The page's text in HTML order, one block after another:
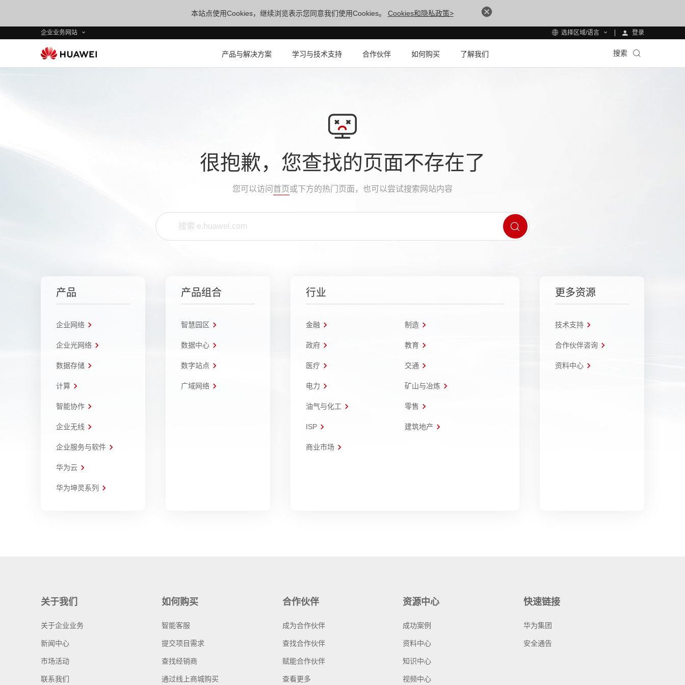
本站点使用Cookies，继续浏览表示您同意我们使用Cookies。 Cookies和隐私政策>
企业业务网站 选择区域/语言 登录
产品与解决方案 学习与技术支持 合作伙伴 如何购买 了解我们 搜索
很抱歉，您查找的页面不存在了
您可以访问 首页或下方的热门页面，也可以尝试搜索网站内容
产品
企业网络
企业光网络
数据存储
计算
智能协作
企业无线
企业服务与软件
华为云
华为坤灵系列
产品组合
智慧园区
数据中心
数字站点
广域网络
行业
金融 制造
政府 教育
医疗 交通
电力 矿山与冶炼
油气与化工 零售
ISP 建筑地产
商业市场
更多资源
技术支持
合作伙伴咨询
资料中心
关于我们
关于企业业务
新闻中心
市场活动
联系我们
如何购买
智能客服
提交项目需求
查找经销商
通过线上商城购买
合作伙伴
成为合作伙伴
查找合作伙伴
赋能合作伙伴
查看更多
资源中心
成功案例
资料中心
知识中心
视频中心
快速链接
华为集团
安全通告